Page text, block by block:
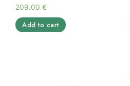
209.00 €
Add to cart